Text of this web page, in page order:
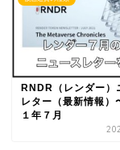
RNDR（レンダー）
レター（最新情報）
１年７月